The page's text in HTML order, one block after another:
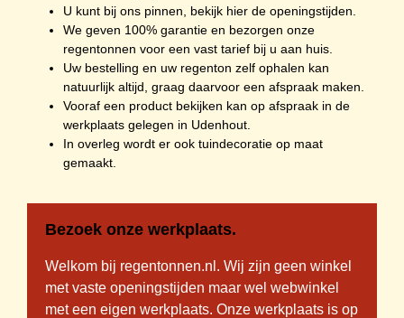
U kunt bij ons pinnen, bekijk hier de openingstijden
We geven 100% garantie en bezorgen onze
regentonnen voor een vast tarief bij u aan huis.
Uw bestelling en uw regenton zelf ophalen kan
natuurlijk altijd, graag daarvoor een afspraak maken.
Vooraf een product bekijken kan op afspraak in de
werkplaats gelegen in Udenhout.
In overleg wordt er ook tuindecoratie op maat
gemaakt.
Bezoek onze werkplaats.
Welkom bij regentonnen.nl. Wij zijn geen winkel
met vaste openingstijden maar wel webwinkel
met een eigen werkplaats. Onze werkplaats is op